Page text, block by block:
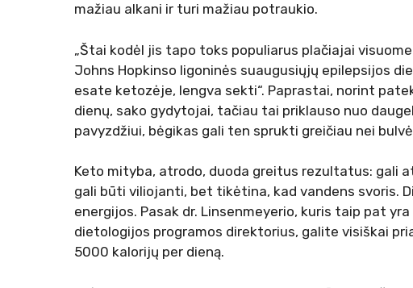
mažiau alkani ir turi mažiau potraukio.
„Štai kodėl jis tapo toks populiarus plačiajai
Johns Hopkinso ligoninės suaugusiųjų epilepsijos
esate ketozėje, lengva sekti“. Paprastai, norint
dienų, sako gydytojai, tačiau tai priklauso nuo
pavyzdžiui, bėgikas gali ten sprukti greičiau nei
Keto mityba, atrodo, duoda greitus rezultatus: gali
gali būti viliojanti, bet tikėtina, kad vandens svoris.
energijos. Pasak dr. Linsenmeyerio, kuris taip pat
dietologijos programos direktorius, galite visiškai
5000 kalorijų per dieną.